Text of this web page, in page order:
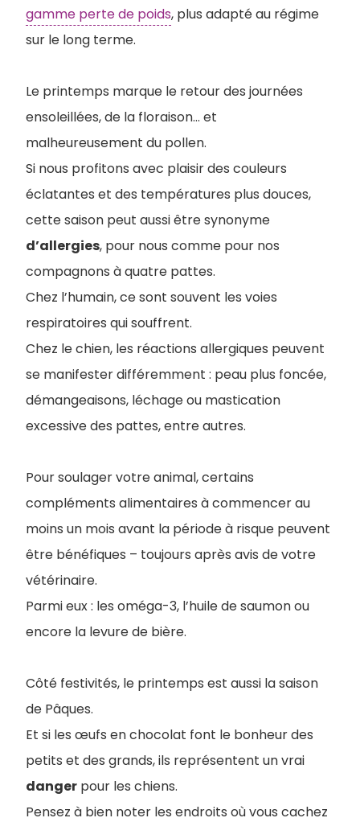
gamme perte de poids, plus adapté au régime
sur le long terme.
Le printemps marque le retour des journées
ensoleillées, de la floraison… et
malheureusement du pollen.
Si nous profitons avec plaisir des couleurs
éclatantes et des températures plus douces,
cette saison peut aussi être synonyme
d’allergies, pour nous comme pour nos
compagnons à quatre pattes.
Chez l’humain, ce sont souvent les voies
respiratoires qui souffrent.
Chez le chien, les réactions allergiques peuvent
se manifester différemment : peau plus foncée,
démangeaisons, léchage ou mastication
excessive des pattes, entre autres.
Pour soulager votre animal, certains
compléments alimentaires à commencer au
moins un mois avant la période à risque peuvent
être bénéfiques – toujours après avis de votre
vétérinaire.
Parmi eux : les oméga-3, l’huile de saumon ou
encore la levure de bière.
Côté festivités, le printemps est aussi la saison
de Pâques.
Et si les œufs en chocolat font le bonheur des
petits et des grands, ils représentent un vrai
danger pour les chiens.
Pensez à bien noter les endroits où vous cachez